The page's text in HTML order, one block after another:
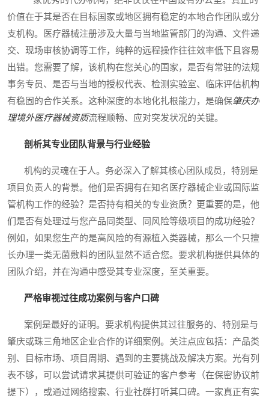
价值在于其是否在目标国家或地区拥有稳定的本地合作团队或分
支机构。医疗器械注册涉及大量与当地监管部门的沟通、文件递
交、现场审核协调等工作，纯粹的远程操作往往效率低下且容易
出错。您需要了解，该机构在您关心的国家，是否有常驻的法规
事务专员、是否与当地的授权代表、检测实验室、临床评估机构
有稳固的合作关系。这种深度的本地化扎根能力，是确保肇庆办
理境外医疗器械资质流程顺畅、应对突发状况的关键。
剖析其专业团队背景与行业经验
机构的灵魂在于人。务必深入了解其核心团队成员，特别是
项目负责人的背景。他们是否拥有在知名医疗器械企业或国际监
管机构工作的经验？是否持有相关的专业资质？更重要的是，他
们是否有处理过与您产品同类型、同风险等级项目的成功经验？
例如，如果您生产的是高风险的有源植入类器械，那么一个只擅
长办理一类无菌敷料的团队显然不适合您。要求机构提供具体的
团队介绍，并在沟通中感受其专业深度，至关重要。
严格审视过往成功案例与客户口碑
案例是最好的证明。要求机构提供其过往服务的、特别是与
肇庆或珠三角地区企业合作的详细案例。关注点应包括：产品类
别、目标市场、项目周期、遇到的主要挑战及解决方案。光有列
表不够，可以尝试请求其提供可验证的客户参考（在保密协议前
提下），或通过网络搜索、行业社群打听其口碑。一家真正有实